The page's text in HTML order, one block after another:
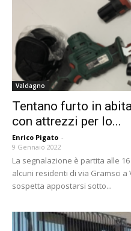
Valdagno
Tentano furto in
con attrezzi per lo...
Enrico Pigato -
9 Gennaio 2022
La segnalazione è partita alle
alcuni residenti di via Gramsci
sospetta appostarsi sotto...